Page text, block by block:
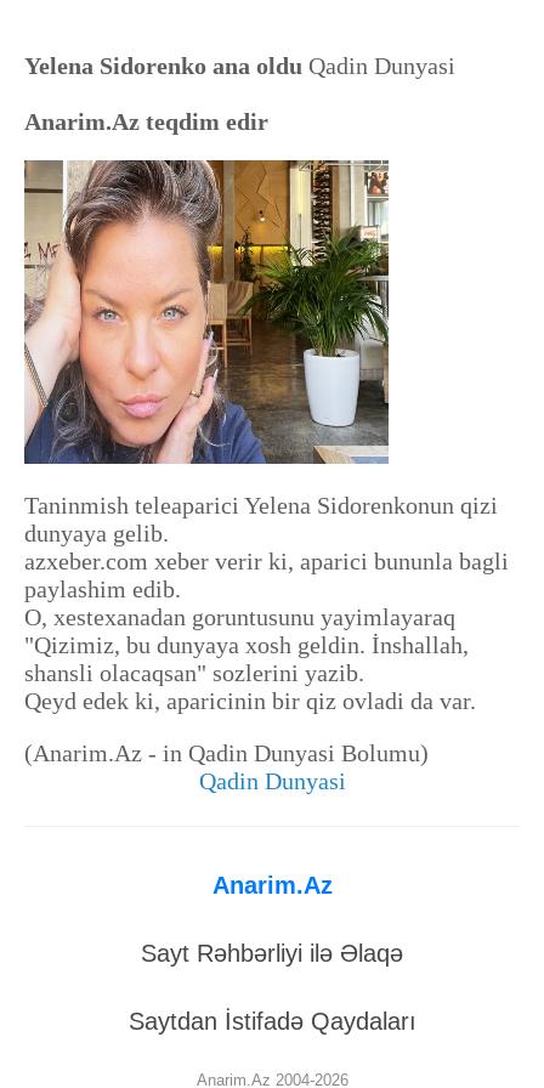
Yelena Sidorenko ana oldu Qadin Dunyasi
Anarim.Az teqdim edir
Taninmish teleaparici Yelena Sidorenkonun qizi
dunyaya gelib.
azxeber.com xeber verir ki, aparici bununla bagli
paylashim edib.
O, xestexanadan goruntusunu yayimlayaraq
"Qizimiz, bu dunyaya xosh geldin. İnshallah,
shansli olacaqsan" sozlerini yazib.
Qeyd edek ki, aparicinin bir qiz ovladi da var.
(Anarim.Az - in Qadin Dunyasi Bolumu)
Qadin Dunyasi
Anarim.Az
Sayt Rəhbərliyi ilə Əlaqə
Saytdan İstifadə Qaydaları
Anarim.Az 2004-2026